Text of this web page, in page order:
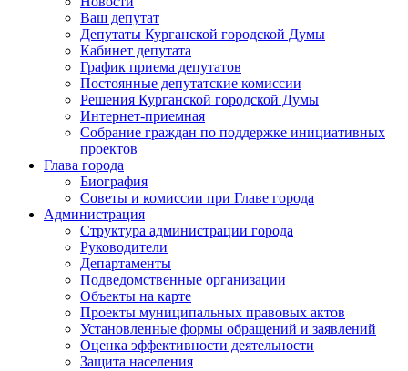
Ваш депутат
Депутаты Курганской городской Думы
Кабинет депутата
График приема депутатов
Постоянные депутатские комиссии
Решения Курганской городской Думы
Интернет-приемная
Собрание граждан по поддержке инициативных
проектов
Глава города
Биография
Советы и комиссии при Главе города
Администрация
Структура администрации города
Руководители
Департаменты
Подведомственные организации
Объекты на карте
Проекты муниципальных правовых актов
Установленные формы обращений и заявлений
Оценка эффективности деятельности
Защита населения